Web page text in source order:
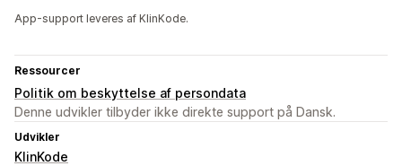
App-support leveres af KlinKode.
Ressourcer
Politik om beskyttelse af persondata
Denne udvikler tilbyder ikke direkte support på Dansk.
Udvikler
KlinKode